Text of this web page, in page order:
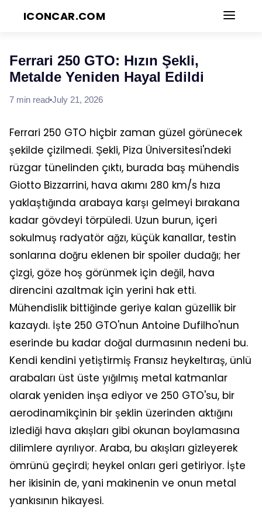
ICONCAR.COM
Blog
Ferrari 250 GTO: Hızın Şekli,
Metalde Yeniden Hayal Edildi
7 min read July 21, 2026
Ferrari 250 GTO hiçbir zaman güzel görünecek
şekilde çizilmedi. Şekli, Piza Üniversitesi'ndeki
rüzgar tünelinden çıktı, burada baş mühendis
Giotto Bizzarrini, hava akımı 280 km/s hıza
yaklaştığında arabaya karşı gelmeyi bırakana
kadar gövdeyi törpüledi. Uzun burun, içeri
sokulmuş radyatör ağzı, küçük kanallar, testin
sonlarına doğru eklenen bir spoiler dudağı; her
çizgi, göze hoş görünmek için değil, hava
direncini azaltmak için yerini hak etti.
Mühendislik bittiğinde geriye kalan güzellik bir
kazaydı. İşte 250 GTO'nun Antoine Dufilho'nun
eserinde bu kadar doğal durmasının nedeni bu.
Kendi kendini yetiştirmiş Fransız heykeltıraş, ünlü
arabaları üst üste yığılmış metal katmanlar
olarak yeniden inşa ediyor ve 250 GTO'su, bir
aerodinamikçinin bir şeklin üzerinden aktığını
izlediği hava akışları gibi okunan boylamasına
dilimlere ayrılıyor. Araba, bu akışları gizleyerek
ömrünü geçirdi; heykel onları geri getiriyor. İşte
her ikisinin de, yani makinenin ve onun metal
yankısının hikayesi.